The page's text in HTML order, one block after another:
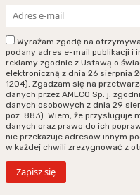
Wyrażam zgodę na
podany adres e-mail publikacji i
reklamy zgodnie z Ustawą o
elektroniczną z dnia 26 sierpnia
1204). Zgadzam się na
danych przez AMECO Sp. j.
danych osobowych z dnia 29
poz. 883). Wiem, że przysługuje
danych oraz prawo do ich
nie przekazuje adresów innym
w każdej chwili zrezygnować z